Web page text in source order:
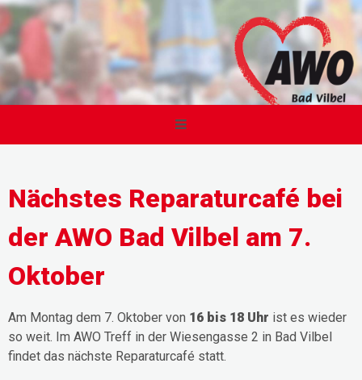
Nächstes Reparaturcafé bei
der AWO Bad Vilbel am 7.
Oktober
Am Montag dem 7. Oktober von 16 bis 18 Uhr ist es wieder
so weit. Im AWO Treff in der Wiesengasse 2 in Bad Vilbel
findet das nächste Reparaturcafé statt.